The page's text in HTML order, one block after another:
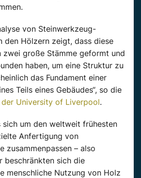
von Steinwerkzeug-
den Hölzern zeigt, dass diese
zwei große Stämme geformt und
haben, um eine Struktur zu
das Fundament einer
Teils eines Gebäudes“, so die
University of Liverpool.
sich um den weltweit frühesten
Anfertigung von
zusammenpassen – also
beschränkten sich die
menschliche Nutzung von Holz